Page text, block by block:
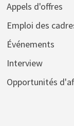
Appels d'offres
Emploi des
Événements
Interview
Opportunités